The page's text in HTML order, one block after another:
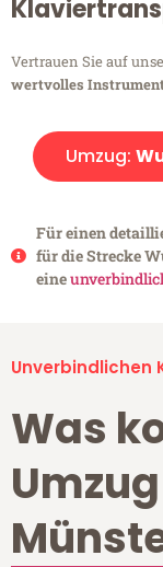
Vertrauen Sie auf
wertvolles
Umzug:
Für einen
für die Strecke
eine
Unverbindlichen
Was